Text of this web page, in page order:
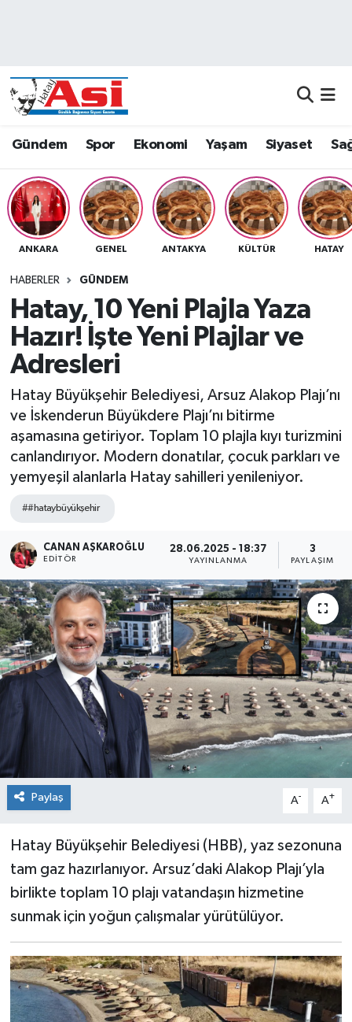
Gündem Spor Ekonomi Yaşam Siyaset
ANKARA GENEL ANTAKYA KÜLTÜR HATAY
HABERLER GÜNDEM
Hatay, 10 Yeni Plajla Yaza
Hazır! İşte Yeni Plajlar ve
Adresleri
Hatay Büyükşehir Belediyesi, Arsuz Alakop Plajı’nı
ve İskenderun Büyükdere Plajı’nı bitirme
aşamasına getiriyor. Toplam 10 plajla kıyı turizmini
canlandırıyor. Modern donatılar, çocuk parkları ve
yemyeşil alanlarla Hatay sahilleri yenileniyor.
##hataybüyükşehir
CANAN AŞKAROĞLU
EDITÖR
28.06.2025 - 18:37
YAYINLANMA
3
PAYLAŞIM
Paylaş A- A+
Hatay Büyükşehir Belediyesi (HBB), yaz sezonuna
tam gaz hazırlanıyor. Arsuz’daki Alakop Plajı’yla
birlikte toplam 10 plajı vatandaşın hizmetine
sunmak için yoğun çalışmalar yürütülüyor.
Dünya
Eğitim
Ekonomi
Gündem
Sağlık
Siyaset
Teknoloji
Yaşam
Hava Durumu
Namaz Vakitleri
Trafik Durumu
Süper Lig Puan Durumu ve Fikstür
Son Dakika Haberleri
Haber Arşivi